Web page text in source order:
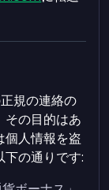
規の連絡の
その目的はあ
個人情報を盗
の通りです: